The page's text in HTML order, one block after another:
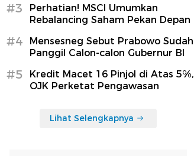
#3
Perhatian! MSCI Umumkan
Rebalancing Saham Pekan Depan
#4
Mensesneg Sebut Prabowo Sudah
Panggil Calon-calon Gubernur BI
#5
Kredit Macet 16 Pinjol di Atas 5%,
OJK Perketat Pengawasan
Lihat Selengkapnya